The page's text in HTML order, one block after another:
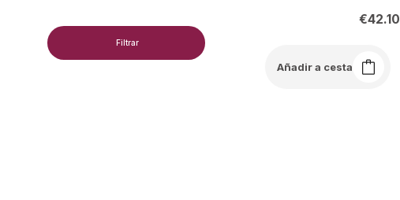
Filtrar
Añadir a cesta
€42.10